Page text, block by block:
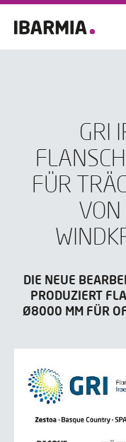
GRI
FÜR
VON
DIE NEUE
PRODUZIERT
Ø8000 MM FÜR